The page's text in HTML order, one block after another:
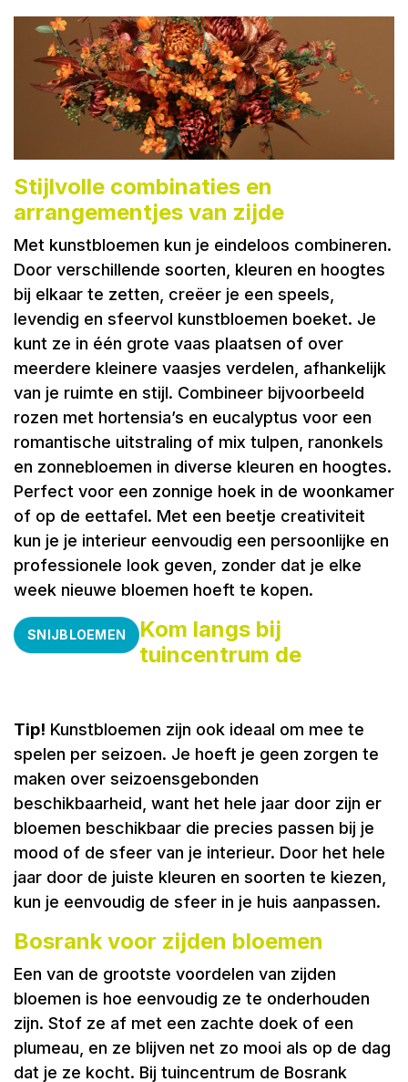
Stijlvolle combinaties en
arrangementjes van zijde
Met kunstbloemen kun je eindeloos combineren.
Door verschillende soorten, kleuren en hoogtes
bij elkaar te zetten, creëer je een speels,
levendig en sfeervol kunstbloemen boeket. Je
kunt ze in één grote vaas plaatsen of over
meerdere kleinere vaasjes verdelen, afhankelijk
van je ruimte en stijl. Combineer bijvoorbeeld
rozen met hortensia’s en eucalyptus voor een
romantische uitstraling of mix tulpen, ranonkels
en zonnebloemen in diverse kleuren en hoogtes.
Perfect voor een zonnige hoek in de woonkamer
of op de eettafel.​​​​​​​ Met een beetje creativiteit
kun je je interieur eenvoudig een persoonlijke en
professionele look geven, zonder dat je elke
week nieuwe bloemen hoeft te kopen.
SNIJBLOEMEN
Tip! Kunstbloemen zijn ook ideaal om mee te
spelen per seizoen. Je hoeft je geen zorgen te
maken over seizoensgebonden
beschikbaarheid, want het hele jaar door zijn er
bloemen beschikbaar die precies passen bij je
mood of de sfeer van je interieur. Door het hele
jaar door de juiste kleuren en soorten te kiezen,
kun je eenvoudig de sfeer in je huis aanpassen.
Kom langs bij
tuincentrum de
Bosrank voor zijden bloemen
Een van de grootste voordelen van zijden
bloemen is hoe eenvoudig ze te onderhouden
zijn. Stof ze af met een zachte doek of een
plumeau, en ze blijven net zo mooi als op de dag
dat je ze kocht. Bij tuincentrum de Bosrank